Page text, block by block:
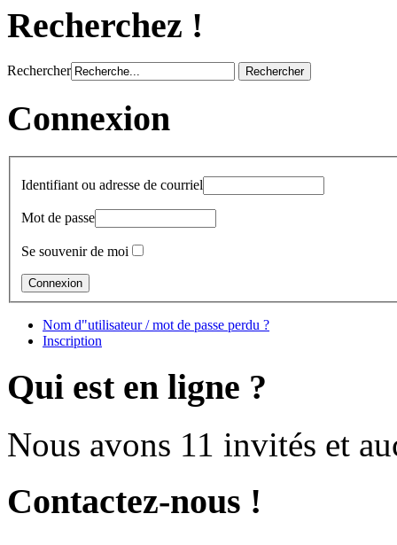
Recherchez !
Rechercher
Connexion
Identifiant ou adresse de courriel
Mot de passe
Se souvenir de moi
Nom d"utilisateur / mot de passe perdu ?
Inscription
Qui est en ligne ?
Nous avons 11 invités et
Contactez-nous !